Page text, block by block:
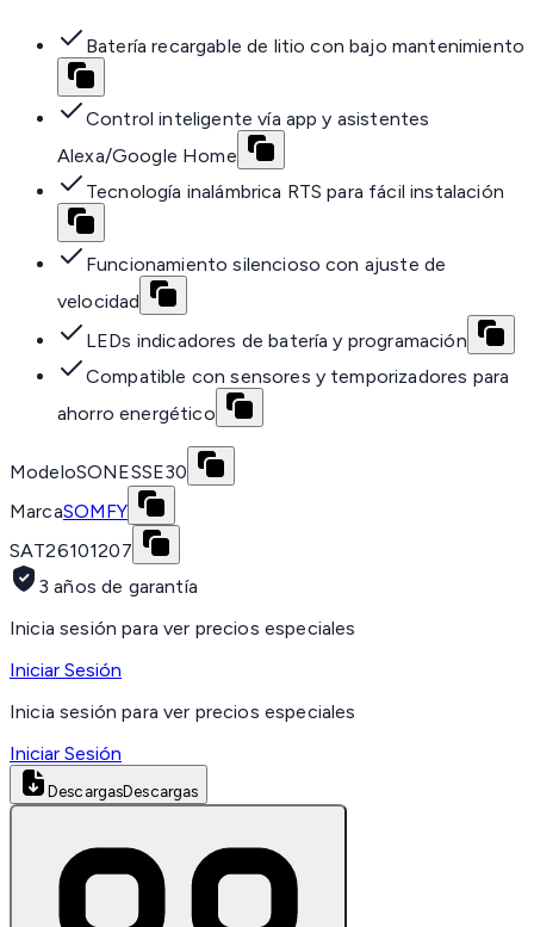
Batería recargable de litio con bajo mantenimiento
Control inteligente vía app y asistentes
Alexa/Google Home
Tecnología inalámbrica RTS para fácil instalación
Funcionamiento silencioso con ajuste de
velocidad
LEDs indicadores de batería y programación
Compatible con sensores y temporizadores para
ahorro energético
ModeloSONESSE30
MarcaSOMFY
SAT26101207
3 años de garantía
Inicia sesión para ver precios especiales
Iniciar Sesión
Inicia sesión para ver precios especiales
Iniciar Sesión
DescargasDescargas